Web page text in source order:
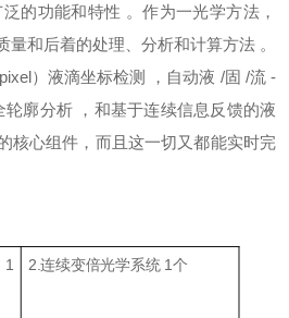
的功能和特性 。作为一光学方法，
和后着的处理、分析和计算方法 。
）液滴坐标检测 ，自动液 /固 /流 -
廓分析 ，和基于连续信息反馈的液
核心组件，而且这一切又都能实时完
2.连续变倍光学系统 1个